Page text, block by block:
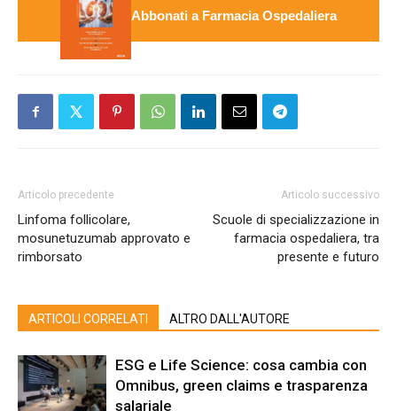
Abbonati a Farmacia Ospedaliera
Articolo precedente
Linfoma follicolare,
mosunetuzumab approvato e
rimborsato
Articolo successivo
Scuole di specializzazione in
farmacia ospedaliera, tra
presente e futuro
ARTICOLI CORRELATI ALTRO DALL'AUTORE
ESG e Life Science: cosa cambia con
Omnibus, green claims e trasparenza
salariale